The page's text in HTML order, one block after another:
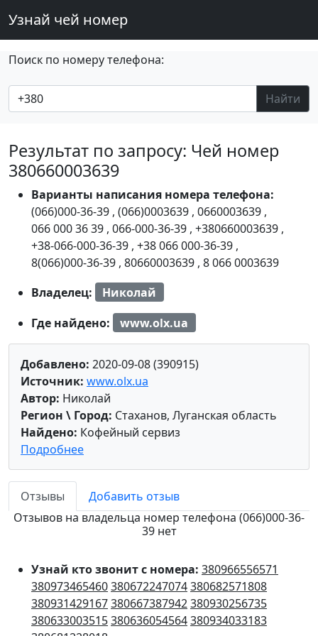
Узнай чей номер
Поиск по номеру телефона:
Найти
Результат по запросу: Чей номер
380660003639
Варианты написания номера телефона:
(066)000-36-39 , (066)0003639 , 0660003639 ,
066 000 36 39 , 066-000-36-39 , +380660003639 ,
+38-066-000-36-39 , +38 066 000-36-39 ,
8(066)000-36-39 , 80660003639 , 8 066 0003639
Владелец:
Николай
Где найдено:
www.olx.ua
Добавлено: 2020-09-08 (390915)
Источник: www.olx.ua
Автор: Николай
Регион \ Город: Стаханов, Луганская область
Найдено: Кофейный сервиз
Подробнее
Отзывы
Добавить отзыв
Отзывов на владельца номер телефона (066)000-36-
39 нет
Узнай кто звонит с номера: 380966556571
380973465460380672247074380682571808
380931429167380667387942380930256735
380633003515380636054564380934033183